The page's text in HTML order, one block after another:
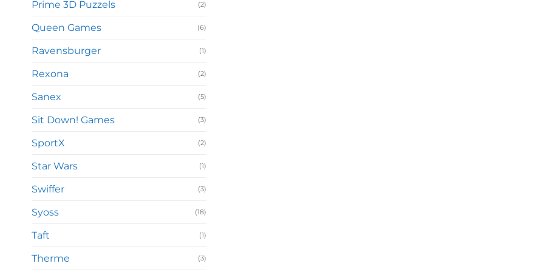
Prime 3D Puzzels (2)
Queen Games (6)
Ravensburger (1)
Rexona (2)
Sanex (5)
Sit Down! Games (3)
SportX (2)
Star Wars (1)
Swiffer (3)
Syoss (18)
Taft (1)
Therme (3)